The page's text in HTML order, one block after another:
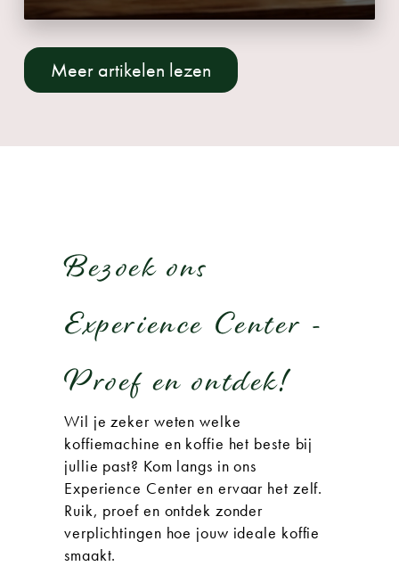
Meer artikelen lezen
Bezoek ons
Experience Center -
Proef en ontdek!
Wil je zeker weten welke
koffiemachine en koffie het beste bij
jullie past? Kom langs in ons
Experience Center en ervaar het zelf.
Ruik, proef en ontdek zonder
verplichtingen hoe jouw ideale koffie
smaakt.